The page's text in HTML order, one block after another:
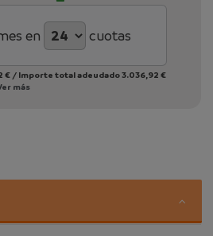
en cuotas
€ / Importe total adeudado3.036,92 €
más